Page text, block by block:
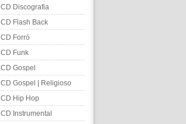
CD Discografia
CD Flash Back
CD Forró
CD Funk
CD Gospel
CD Gospel | Religioso
CD Hip Hop
CD Instrumental